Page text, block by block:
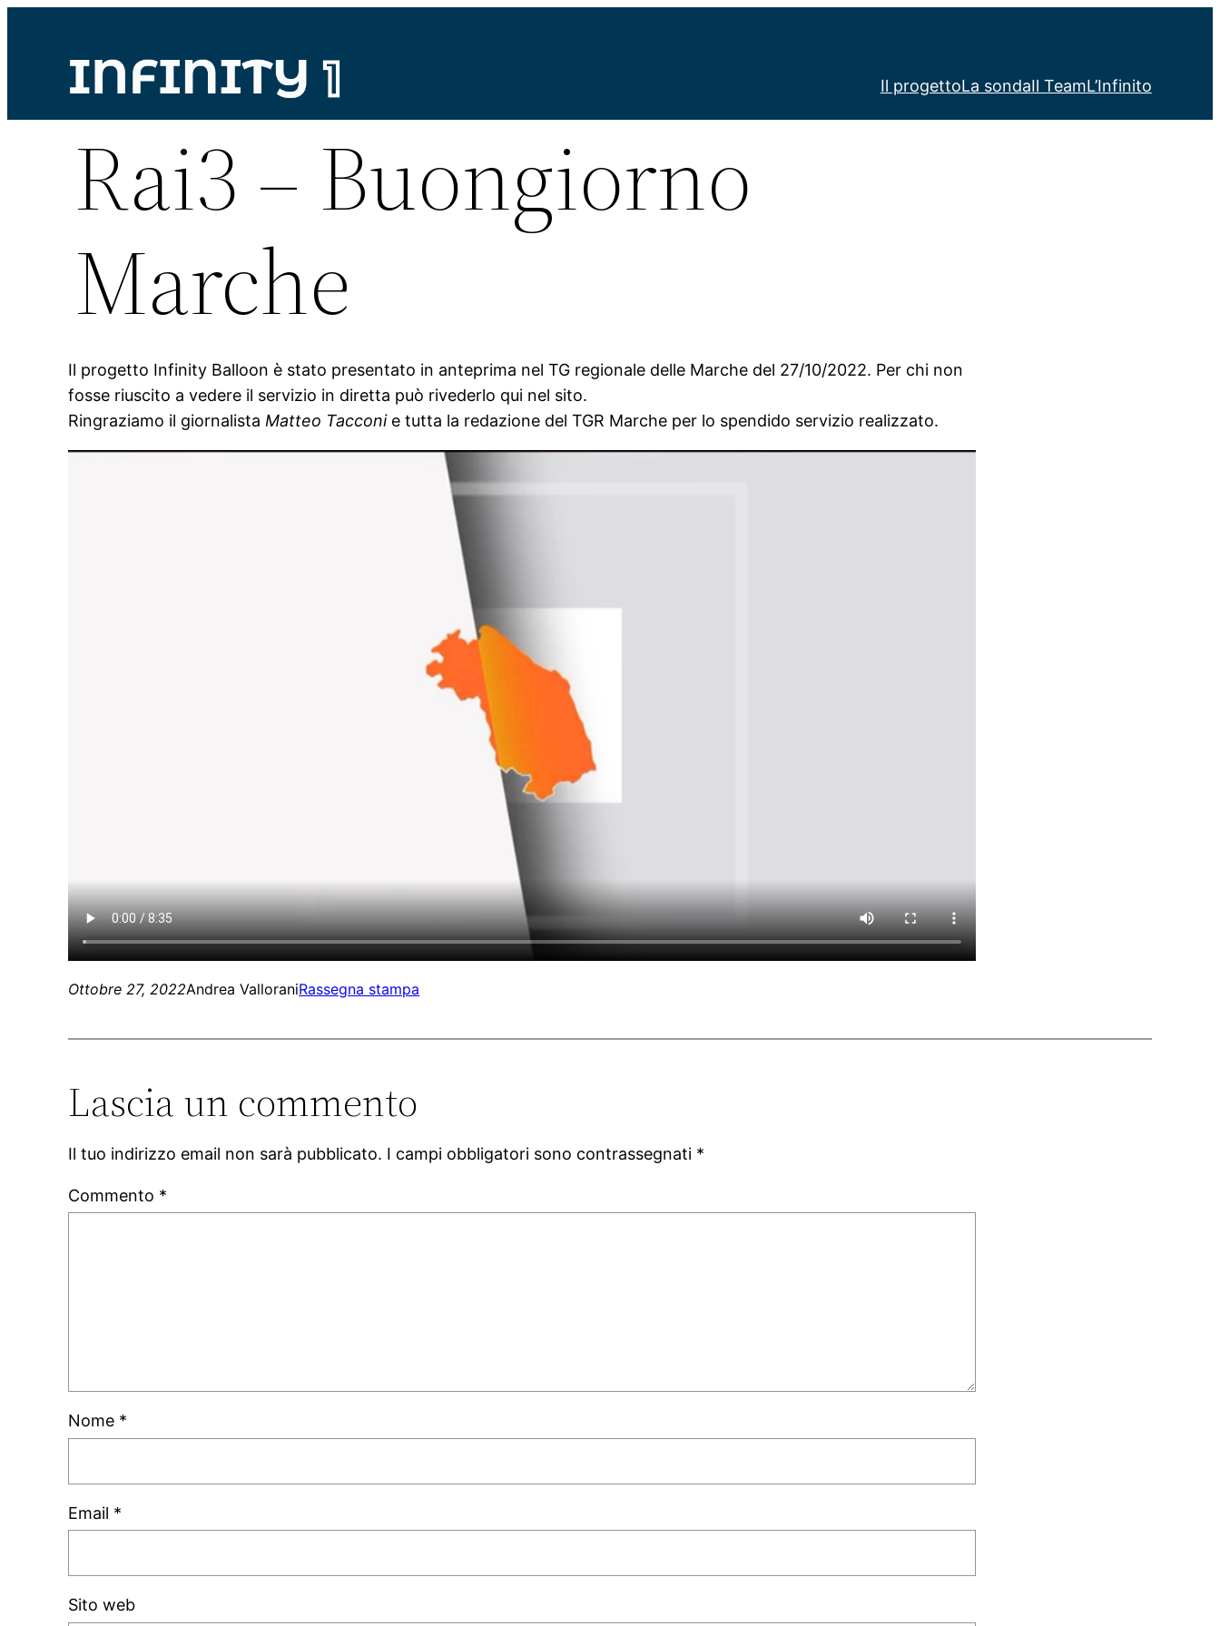
contenuto
Il progettoLa sondaIl TeamL’Infinito
Rai3 – Buongiorno
Marche
Il progetto Infinity Balloon è stato presentato in anteprima nel TG regionale delle Marche del 27/10/2022. Per chi non
fosse riuscito a vedere il servizio in diretta può rivederlo qui nel sito.
Ringraziamo il giornalista Matteo Tacconie tutta la redazione del TGR Marche per lo spendido servizio realizzato.
Ottobre 27, 2022Andrea ValloraniRassegna stampa
Lascia un commento
Il tuo indirizzo email non sarà pubblicato. I campi obbligatori sono contrassegnati *
Commento *
Nome *
Email *
Sito web